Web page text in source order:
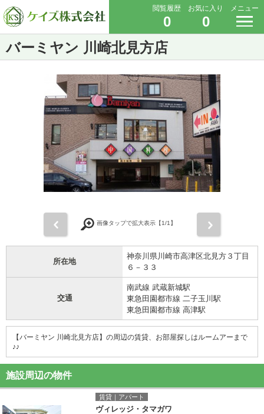
閲覧履歴
0
お気に入り
0
メニュー
バーミヤン 川崎北見方店
画像タップで拡大表示【1/1】
所在地
神奈川県川崎市高津区北見方３丁目
６－３３
交通
南武線 武蔵新城駅
東急田園都市線 二子玉川駅
東急田園都市線 高津駅
【バーミヤン 川崎北見方店】の周辺の賃貸、お部屋探しはルームアーまで
♪♪
施設周辺の物件
賃貸｜アパート
ヴィレッジ・タマガワ